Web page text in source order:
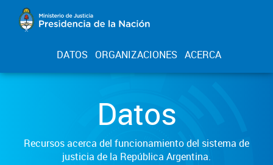
DATOS ORGANIZACIONES ACERCA
Datos
Recursos acerca del funcionamiento del sistema de
justicia de la República Argentina.